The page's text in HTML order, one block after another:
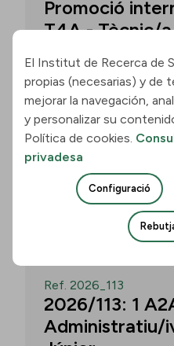
Promoció
T4A - Tècnic/
Convocatòria per a
Superior Júnior al
les Demències -
Dementia Research
d’agost de 2026,
Ref. 2026_113
2026/113: 1
Administratiu/
El Institut de Recerca de
propias (necesarias) y de
mejorar la navegación,
y personalizar su
Política de cookies.
privadesa
Configuració